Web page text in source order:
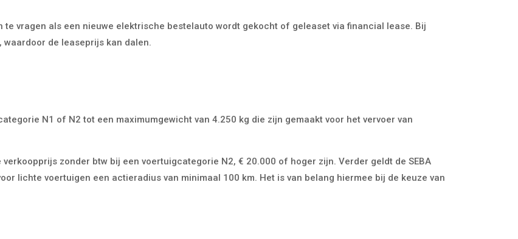
te vragen als een nieuwe elektrische bestelauto wordt gekocht of geleaset via financial lease. Bij
de leaseprijs kan dalen.
N1 of N2 tot een maximumgewicht van 4.250 kg die zijn gemaakt voor het vervoer van
zonder btw bij een voertuigcategorie N2, € 20.000 of hoger zijn. Verder geldt de SEBA
lichte voertuigen een actieradius van minimaal 100 km. Het is van belang hiermee bij de keuze van